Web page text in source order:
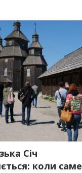
Січ
коли саме